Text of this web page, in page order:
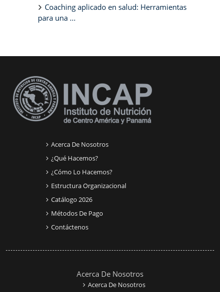
Coaching aplicado en salud: Herramientas
para una ...
Bloques suplementarios
Acerca De Nosotros
¿Qué Hacemos?
¿Cómo Lo Hacemos?
Estructura Organizacional
Catálogo 2026
Métodos De Pago
Contáctenos
Acerca De Nosotros
Acerca De Nosotros